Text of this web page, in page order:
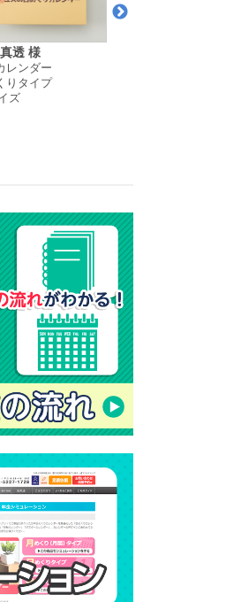
透 様
レンダー
りタイプ
ズ